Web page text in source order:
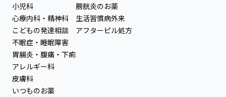
小児科
心療内科・精神科
こどもの発達相談
不眠症・睡眠障害
胃腸炎・腹痛・下痢
アレルギー科
皮膚科
いつものお薬
膀胱炎のお薬
生活習慣病外来
アフターピル処方